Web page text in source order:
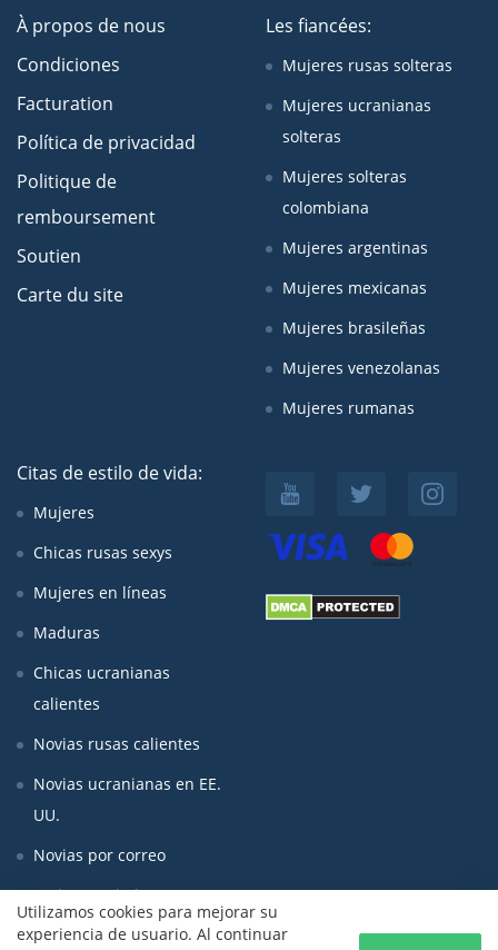
À propos de nous
Condiciones
Facturation
Política de privacidad
Politique de
remboursement
Soutien
Carte du site
Les fiancées:
Mujeres rusas solteras
Mujeres ucranianas
solteras
Mujeres solteras
colombiana
Mujeres argentinas
Mujeres mexicanas
Mujeres brasileñas
Mujeres venezolanas
Mujeres rumanas
Citas de estilo de vida:
Mujeres
Chicas rusas sexys
Mujeres en líneas
Maduras
Chicas ucranianas
calientes
Novias rusas calientes
Novias ucranianas en EE.
UU.
Novias por correo
Mujeres asiaticas
Utilizamos cookies para mejorar su
experiencia de usuario. Al continuar